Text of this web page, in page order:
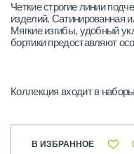
Четкие строгие линии
изделий. Сатинированная
Мягкие изгибы, удобный
бортики предоставляют
Коллекция входит в
В ИЗБРАННОЕ